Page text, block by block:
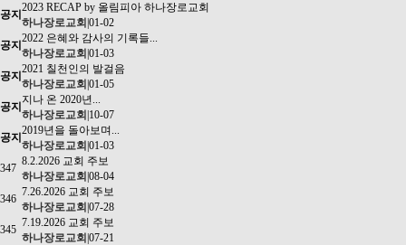
공지
2023 RECAP by 올림피아 하나장로교회
하나장로교회 01-02
공지
2022 은혜와 감사의 기록들...
하나장로교회 01-03
공지
2021 칠천인의 발걸음
하나장로교회 01-05
공지
지나 온 2020년...
하나장로교회 10-07
공지
2019년을 돌아보며...
하나장로교회 01-03
347
8.2.2026 교회 주보
하나장로교회 08-04
346
7.26.2026 교회 주보
하나장로교회 07-28
345
7.19.2026 교회 주보
하나장로교회 07-21